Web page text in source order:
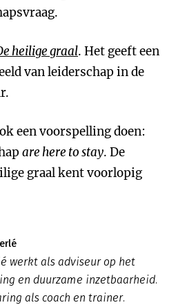
heilige graal. Het geeft een
van leiderschap in de
een voorspelling doen:
are here to stay. De
graal kent voorlopig
werkt als adviseur op het
en duurzame inzetbaarheid.
als coach en trainer.